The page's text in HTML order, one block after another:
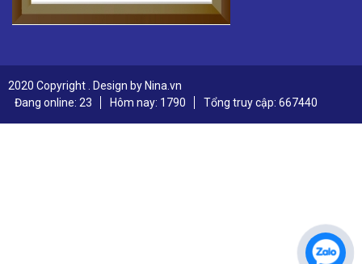
2020 Copyright . Design by Nina.vn
Đang online: 23
Hôm nay: 1790 Tổng truy cập: 667440